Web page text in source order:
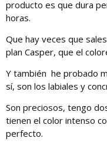
producto es que dura
horas.
Que hay veces que
plan Casper, que el
Y también he probado
sí, son los labiales y
Son preciosos, tengo
tienen el color intenso
perfecto.